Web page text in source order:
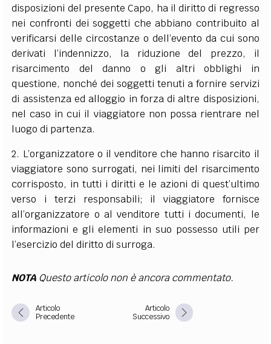
disposizioni del presente Capo, ha il diritto di regresso
nei confronti dei soggetti che abbiano contribuito al
verificarsi delle circostanze o dell’evento da cui sono
derivati l’indennizzo, la riduzione del prezzo, il
risarcimento del danno o gli altri obblighi in
questione, nonché dei soggetti tenuti a fornire servizi
di assistenza ed alloggio in forza di altre disposizioni,
nel caso in cui il viaggiatore non possa rientrare nel
luogo di partenza.
2. L’organizzatore o il venditore che hanno risarcito il
viaggiatore sono surrogati, nei limiti del risarcimento
corrisposto, in tutti i diritti e le azioni di quest’ultimo
verso i terzi responsabili; il viaggiatore fornisce
all’organizzatore o al venditore tutti i documenti, le
informazioni e gli elementi in suo possesso utili per
l’esercizio del diritto di surroga.
NOTA Questo articolo non è ancora commentato.
Articolo
Precedente
Articolo
Successivo